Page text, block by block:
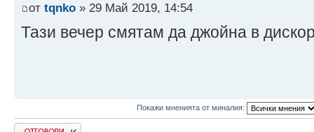
от tqnko » 29 Май 2019, 14:54
Тази вечер смятам да джойна в
Покажи мненията от миналия:
Write comments